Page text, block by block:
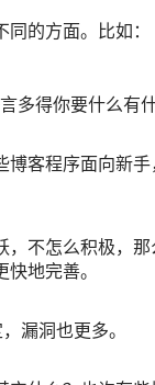
的方面。比如：
多得你要什么有什
客程序面向新
不怎么积极，
地完善。
漏洞也更多。